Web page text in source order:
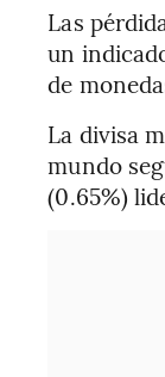
Las
un
de
La divisa
mundo
(0.65%)